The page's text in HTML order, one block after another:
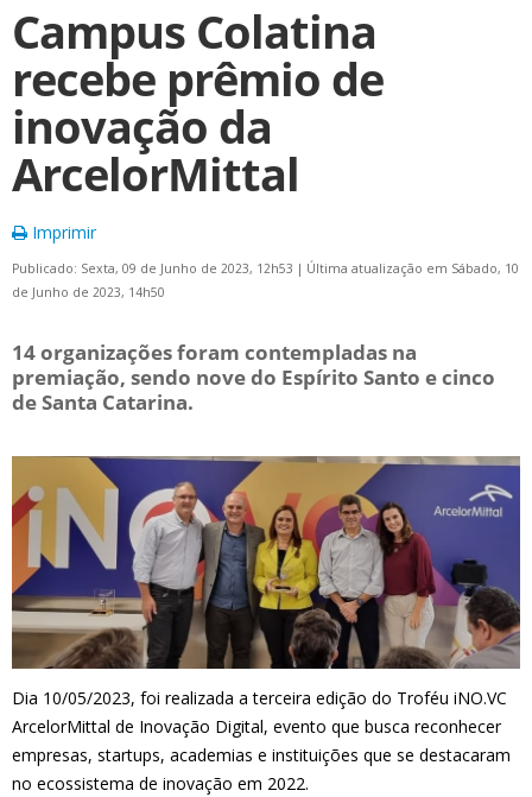
Campus Colatina
recebe prêmio de
inovação da
ArcelorMittal
Imprimir
Publicado: Sexta, 09 de Junho de 2023, 12h53 | Última atualização em Sábado, 10
de Junho de 2023, 14h50
14 organizações foram contempladas na
premiação, sendo nove do Espírito Santo e cinco
de Santa Catarina.
Dia 10/05/2023, foi realizada a terceira edição do Troféu iNO.VC
ArcelorMittal de Inovação Digital, evento que busca reconhecer
empresas, startups, academias e instituições que se destacaram
no ecossistema de inovação em 2022.